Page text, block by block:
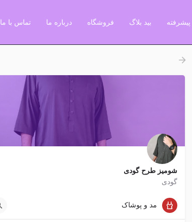
بید بلاگ فروشگاه درباره ما تماس با ما
شومیز طرح گودی
گودی
1200 تومان
پدر, مادر, نامزد (مرد), نامزد (زن), پسر (جوان), دختر(جوان)
مد و پوشاک